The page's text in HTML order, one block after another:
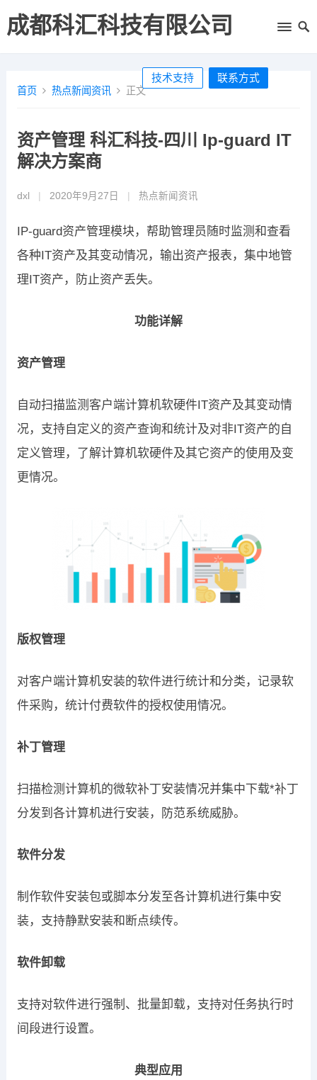
成都科汇科技有限公司
技术支持 联系方式
首页 热点新闻资讯 正文
资产管理 科汇科技-四川 Ip-guard IT
解决方案商
dxl 2020年9月27日 热点新闻资讯
IP-guard资产管理模块，帮助管理员随时监测和查看
各种IT资产及其变动情况，输出资产报表，集中地管
理IT资产，防止资产丢失。
功能详解
资产管理
自动扫描监测客户端计算机软硬件IT资产及其变动情
况，支持自定义的资产查询和统计及对非IT资产的自
定义管理，了解计算机软硬件及其它资产的使用及变
更情况。
版权管理
对客户端计算机安装的软件进行统计和分类，记录软
件采购，统计付费软件的授权使用情况。
补丁管理
扫描检测计算机的微软补丁安装情况并集中下载*补丁
分发到各计算机进行安装，防范系统威胁。
软件分发
制作软件安装包或脚本分发至各计算机进行集中安
装，支持静默安装和断点续传。
软件卸载
支持对软件进行强制、批量卸载，支持对任务执行时
间段进行设置。
典型应用